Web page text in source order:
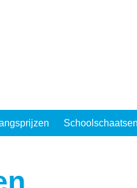
Schoolschaatsen